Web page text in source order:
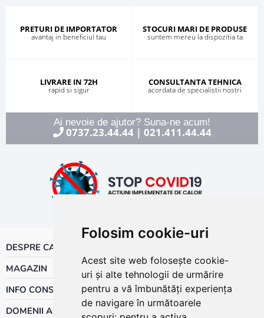
Folosim cookie-uri
Acest site web folosește cookie-
uri și alte tehnologii de urmărire
pentru a vă îmbunătăți experiența
de navigare în următoarele
PRETURI DE IMPORTATOR
avantaj in beneficiul tau
STOCURI MARI DE PRODUSE
suntem mereu la dispozitia ta
LIVRARE IN 72H
rapid si sigur
CONSULTANTA TEHNICA
acordata de specialistii nostri
Ai nevoie de ajutor? Suna-ne acum!
0737.23.44.44| 021.411.44.44
DESPRE CALOR
MAGAZIN
INFO CONSUMATOR
DOMENII ACTIVITATE